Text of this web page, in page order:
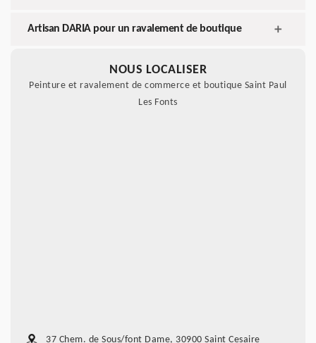
Artisan DARIA pour un ravalement de boutique
NOUS LOCALISER
Peinture et ravalement de commerce et boutique Saint Paul
Les Fonts
37 Chem. de Sous/font Dame, 30900 Saint Cesaire